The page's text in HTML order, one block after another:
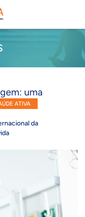
uma
ATIVA
da